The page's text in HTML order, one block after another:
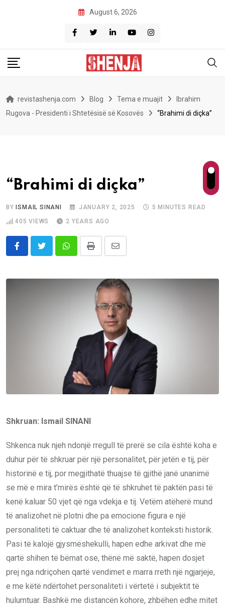
August 6, 2026
revistashenja.com Blog Tema e muajit
Ibrahim
Rugova - Presidenti i Shtetësisë së Kosovës
“Brahimi di diçka”
“Brahimi di diçka”
BY ISMAIL SINANI JANUARY 2, 2025
5 MINUTES READ
405 VIEWS 2 YEARS AGO
WhatsappPrint
Share
Email
Shkruan: Ismail SINANI
Shkenca nuk njeh ndonjë rregull të prerë se cila është koha e
duhur për të shkruar për një personalitet, për jetën e tij, për
historinë e tij, por megjithatë thuajse të gjithë janë unanimë
se më e mira t’mirës është që të shkruhet të paktën pasi të
kenë kaluar 50 vjet që nga vdekja e tij. Vetëm atëherë mund
të analizohet në plotni dhe pa emocione figura e një
personaliteti të caktuar dhe të analizohet konteksti historik.
Pasi të kalojë gjysmëshekulli, hapen edhe arkivat dhe më
qartë shihen të bëmat ose, thënë më saktë, hapen dosjet
prej nga ndriçohen qartë vendimet e marra rreth një ngjarjeje,
e me këtë ndërtohet personaliteti i vërtetë i subjektit të
hulumtuar. Bashkë me distancën kohore, zhbëhen edhe mitet